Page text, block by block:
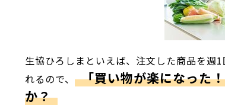
生協ひろしまといえば、注文した商品を週
れるので、
「買い物が楽になった
か？